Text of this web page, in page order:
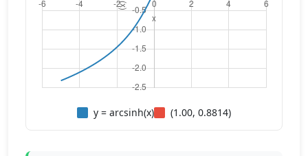
y = arcsinh(x) (1.00, 0.8814)